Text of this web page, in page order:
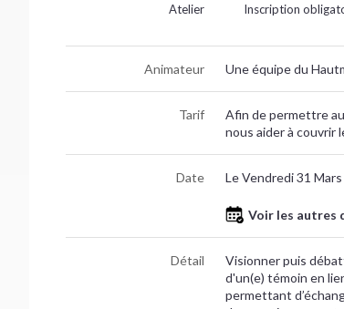
Atelier Inscription
Animateur Une équipe du
Tarif
Afin de permettre
nous aider à couvrir
Date Le Vendredi 31
Voir les autres
Détail
Visionner puis
d'un(e) témoin en
permettant